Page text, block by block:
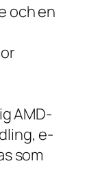
och en
AMD-
e-
som